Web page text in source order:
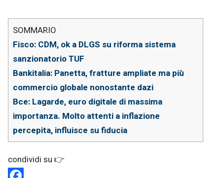
Fisco: CDM, ok a DLGS su riforma sistema
sanzionatorio TUF
Bankitalia: Panetta, fratture ampliate ma più
commercio globale nonostante dazi
Bce: Lagarde, euro digitale di massima
importanza. Molto attenti a inflazione
percepita, influisce su fiducia